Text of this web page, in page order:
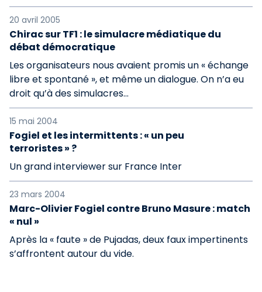
20 avril 2005
Chirac sur TF1 : le simulacre médiatique du
débat démocratique
Les organisateurs nous avaient promis un « échange
libre et spontané », et même un dialogue. On n’a eu
droit qu’à des simulacres...
15 mai 2004
Fogiel et les intermittents : « un peu
terroristes » ?
Un grand interviewer sur France Inter
23 mars 2004
Marc-Olivier Fogiel contre Bruno Masure : match
« nul »
Après la « faute » de Pujadas, deux faux impertinents
s’affrontent autour du vide.